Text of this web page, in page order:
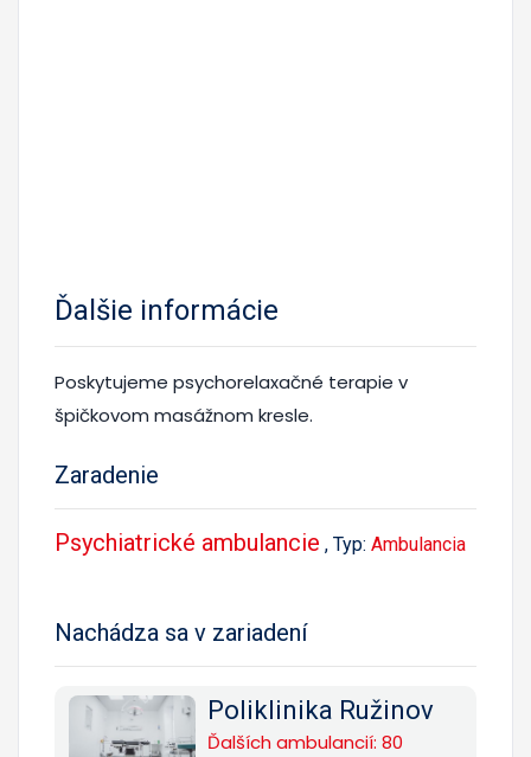
Ďalšie informácie
Poskytujeme psychorelaxačné terapie v
špičkovom masážnom kresle.
Zaradenie
Psychiatrické ambulancie , Typ: Ambulancia
Nachádza sa v zariadení
Poliklinika Ružinov
Ďalších ambulancií: 80